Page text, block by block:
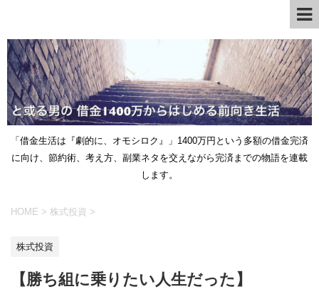
「借金生活は『劇的に、オモシロク』」1400万円という多額の借金完済
に向け、節約術、考え方、副業ネタを交えながら完済までの物語を連載
します。
HOME > 株式投資 >
株式投資
【勝ち組に乗りたい人生だった】